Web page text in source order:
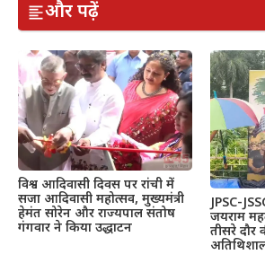
और पढ़ें
विश्व आदिवासी दिवस पर रांची में
सजा आदिवासी महोत्सव, मुख्यमंत्री
हेमंत सोरेन और राज्यपाल संतोष
गंगवार ने किया उद्धाटन
JPSC-
जयराम
तीसरे दौर